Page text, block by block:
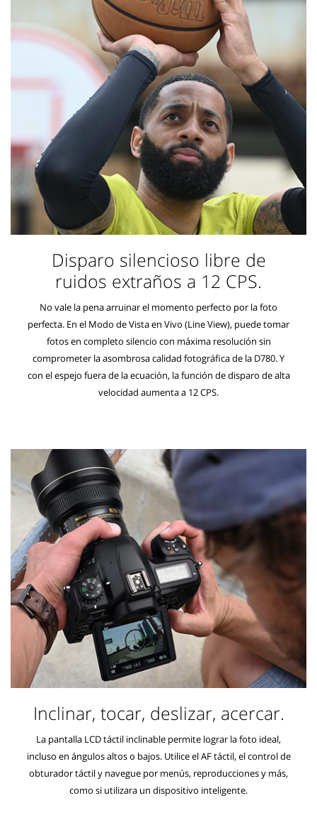
Disparo silencioso libre de
ruidos extraños a 12 CPS.
No vale la pena arruinar el momento perfecto por la foto
perfecta. En el Modo de Vista en Vivo (Line View), puede tomar
fotos en completo silencio con máxima resolución sin
comprometer la asombrosa calidad fotográfica de la D780. Y
con el espejo fuera de la ecuación, la función de disparo de alta
velocidad aumenta a 12 CPS.
Inclinar, tocar, deslizar, acercar.
La pantalla LCD táctil inclinable permite lograr la foto ideal,
incluso en ángulos altos o bajos. Utilice el AF táctil, el control de
obturador táctil y navegue por menús, reproducciones y más,
como si utilizara un dispositivo inteligente.